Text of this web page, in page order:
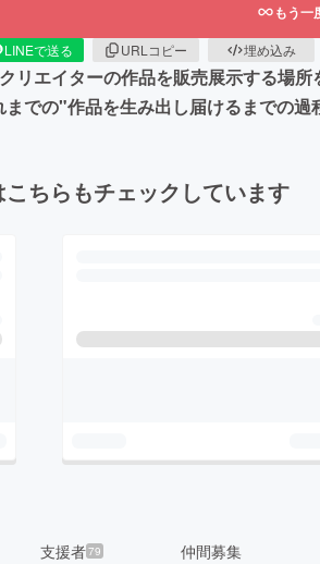
もう一
LINEで送る URLコピー 埋め込み
リエイターの作品を販売展示する場
での"作品を生み出し届けるまでの
ちらもチェックしています
支援者79 仲間募集